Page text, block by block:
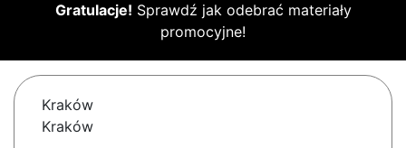
Gratulacje! Sprawdź jak odebrać materiały
promocyjne!
Kraków
Kraków